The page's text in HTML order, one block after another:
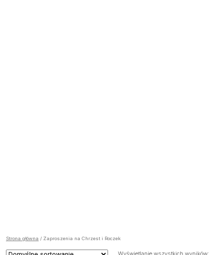
Strona główna / Zaproszenia na Chrzest i Roczek
Wyświetlanie wszystkich wyników: